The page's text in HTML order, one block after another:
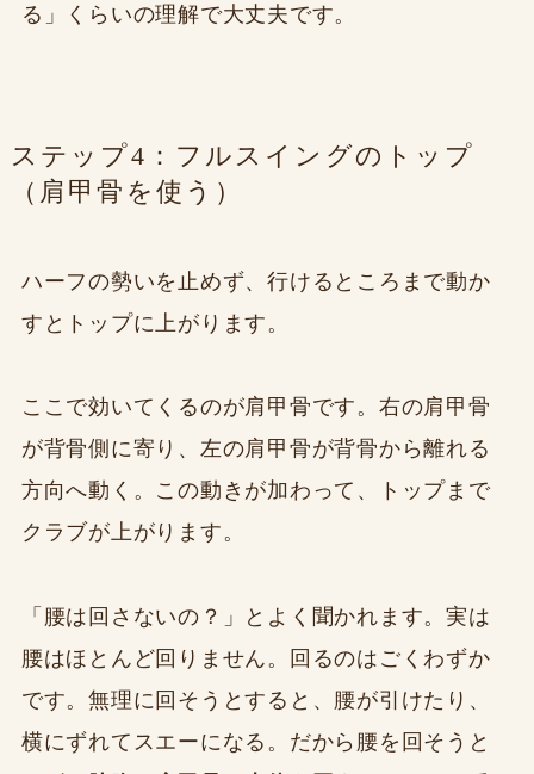
る」くらいの理解で大丈夫です。
ステップ4：フルスイングのトップ
（肩甲骨を使う）
ハーフの勢いを止めず、行けるところまで動か
すとトップに上がります。
ここで効いてくるのが肩甲骨です。右の肩甲骨
が背骨側に寄り、左の肩甲骨が背骨から離れる
方向へ動く。この動きが加わって、トップまで
クラブが上がります。
「腰は回さないの？」とよく聞かれます。実は
腰はほとんど回りません。回るのはごくわずか
です。無理に回そうとすると、腰が引けたり、
横にずれてスエーになる。だから腰を回そうと